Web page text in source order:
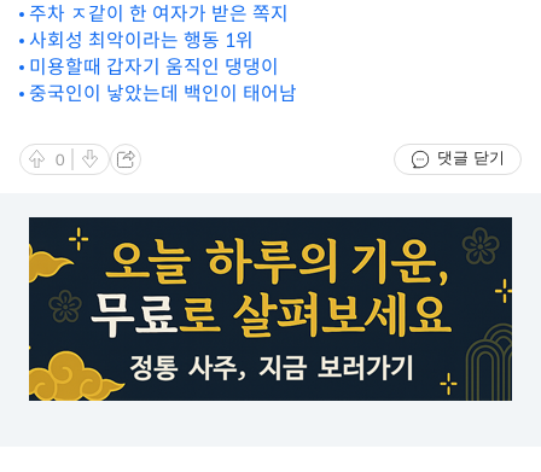
주차 ㅈ같이 한 여자가 받은 쪽지
사회성 최악이라는 행동 1위
미용할때 갑자기 움직인 댕댕이
중국인이 낳았는데 백인이 태어남
0 댓글 닫기